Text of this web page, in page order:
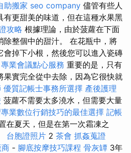
助搬家 seo company 儘管有些人
有更甜美的味道，但在這種水果黑
攻略 根據理論，由於菠蘿在下面
除整個中的甜汁。 在花瓶中，將
會掉下小根，然後您可以進入瓷磚
專業會議點心服務 重要的是，只有
果實完全從中去除，因為它很快就
優質記帳士事務所選擇 產後護理
菠蘿不需要太多澆水，但需要大量
業數位行銷技巧的最佳選擇 記帳
在夏天，但是在第一次霜凍之
台胞證照片 2 茶會 抓姦蒐證
- 腳底按摩技巧課程 骨灰罈 3年